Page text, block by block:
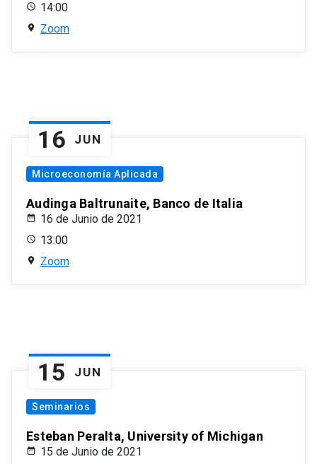
14:00
Zoom
16 JUN
Microeconomía Aplicada
Audinga Baltrunaite, Banco de Italia
16 de Junio de 2021
13:00
Zoom
15 JUN
Seminarios
Esteban Peralta, University of Michigan
15 de Junio de 2021